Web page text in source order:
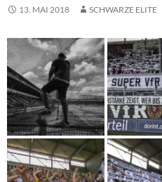
13. MAI 2018 SCHWARZE ELITE